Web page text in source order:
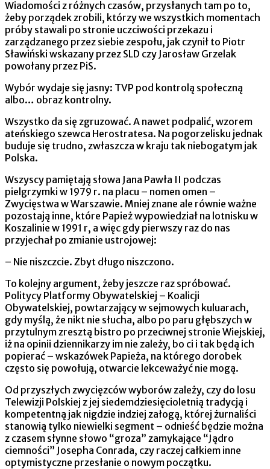
Wiadomości z różnych czasów, przysłanych tam po to,
żeby porządek zrobili, którzy we wszystkich momentach
próby stawali po stronie uczciwości przekazu i
zarządzanego przez siebie zespołu, jak czynił to Piotr
Sławiński wskazany przez SLD czy Jarosław Grzelak
powołany przez PiS.
Wybór wydaje się jasny: TVP pod kontrolą społeczną
albo… obraz kontrolny.
Wszystko da się zgruzować. A nawet podpalić, wzorem
ateńskiego szewca Herostratesa. Na pogorzelisku jednak
buduje się trudno, zwłaszcza w kraju tak niebogatym jak
Polska.
Wszyscy pamiętają słowa Jana Pawła II podczas
pielgrzymki w 1979 r. na placu – nomen omen –
Zwycięstwa w Warszawie. Mniej znane ale równie ważne
pozostają inne, które Papież wypowiedział na lotnisku w
Koszalinie w 1991 r, a więc gdy pierwszy raz do nas
przyjechał po zmianie ustrojowej:
– Nie niszczcie. Zbyt długo niszczono.
To kolejny argument, żeby jeszcze raz spróbować.
Politycy Platformy Obywatelskiej – Koalicji
Obywatelskiej, powtarzający w sejmowych kuluarach,
gdy myślą, że nikt nie słucha, albo po paru głębszych w
przytulnym zresztą bistro po przeciwnej stronie Wiejskiej,
iż na opinii dziennikarzy im nie zależy, bo ci i tak będą ich
popierać – wskazówek Papieża, na którego dorobek
często się powołują, otwarcie lekceważyć nie mogą.
Od przyszłych zwycięzców wyborów zależy, czy do losu
Telewizji Polskiej z jej siedemdziesięcioletnią tradycją i
kompetentną jak nigdzie indziej załogą, której żurnaliści
stanowią tylko niewielki segment – odnieść będzie można
z czasem słynne słowo “groza” zamykające “Jądro
ciemności” Josepha Conrada, czy raczej całkiem inne
optymistyczne przesłanie o nowym początku.